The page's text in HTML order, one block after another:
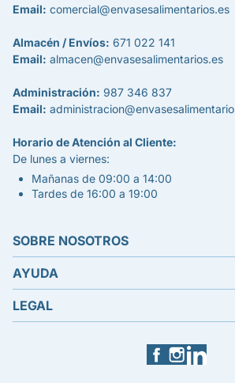
Email: comercial@envasesalimentarios.es
Almacén / Envíos: 671 022 141
Email: almacen@envasesalimentarios.es
Administración: 987 346 837
Email:
Horario de Atención al Cliente:
De lunes a viernes:
Mañanas de 09:00 a 14:00
Tardes de 16:00 a 19:00
SOBRE NOSOTROS
AYUDA
LEGAL